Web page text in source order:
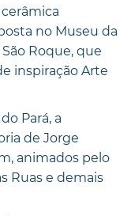
no Museu da
Roque, que
inspiração Arte
Pará, a
de Jorge
animados pelo
Ruas e demais